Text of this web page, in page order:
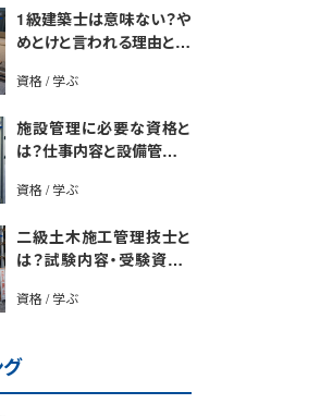
1級建築士は意味ない？や
めとけと言われる理由と取
資格 / 学ぶ
施設管理に必要な資格と
は？仕事内容と設備管理と
資格 / 学ぶ
二級土木施工管理技士と
は？試験内容・受験資格・
資格 / 学ぶ